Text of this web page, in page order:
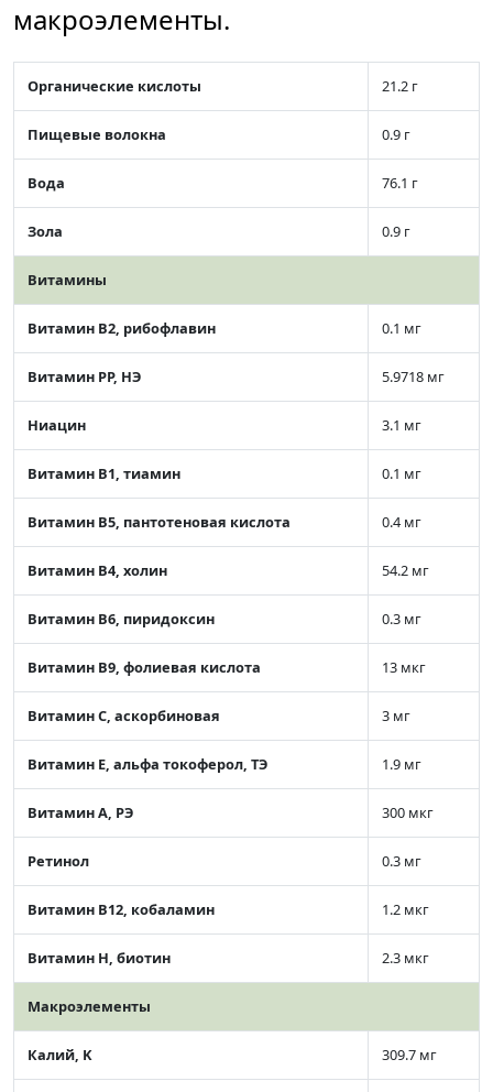
макроэлементы.
Органические кислоты 21.2 г
Пищевые волокна 0.9 г
Вода 76.1 г
Зола 0.9 г
Витамины
Витамин В2, рибофлавин 0.1 мг
Витамин РР, НЭ 5.9718 мг
Ниацин 3.1 мг
Витамин В1, тиамин 0.1 мг
Витамин В5, пантотеновая кислота 0.4 мг
Витамин В4, холин 54.2 мг
Витамин В6, пиридоксин 0.3 мг
Витамин В9, фолиевая кислота 13 мкг
Витамин C, аскорбиновая 3 мг
Витамин Е, альфа токоферол, ТЭ 1.9 мг
Витамин А, РЭ 300 мкг
Ретинол 0.3 мг
Витамин В12, кобаламин 1.2 мкг
Витамин Н, биотин 2.3 мкг
Макроэлементы
Калий, K 309.7 мг